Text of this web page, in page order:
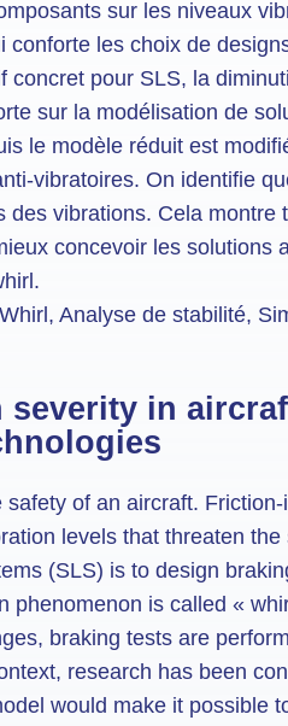
sur les niveaux
conforte les choix de
pour SLS, la
sur la modélisation de
le modèle réduit est
vibratoires. On identifie
vibrations. Cela montre
concevoir les solutions
Analyse de stabilité,
in
of an aircraft.
levels that threaten
(SLS) is to design
is called «
braking tests are
research has been
would make it possible